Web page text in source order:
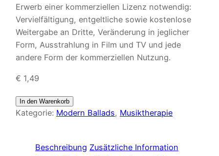
Erwerb einer kommerziellen Lizenz notwendig:
Vervielfältigung, entgeltliche sowie kostenlose
Weitergabe an Dritte, Veränderung in jeglicher
Form, Ausstrahlung in Film und TV und jede
andere Form der kommerziellen Nutzung.
€ 1,49
In den Warenkorb
Kategorie: Modern Ballads, Musiktherapie
Beschreibung Zusätzliche Information